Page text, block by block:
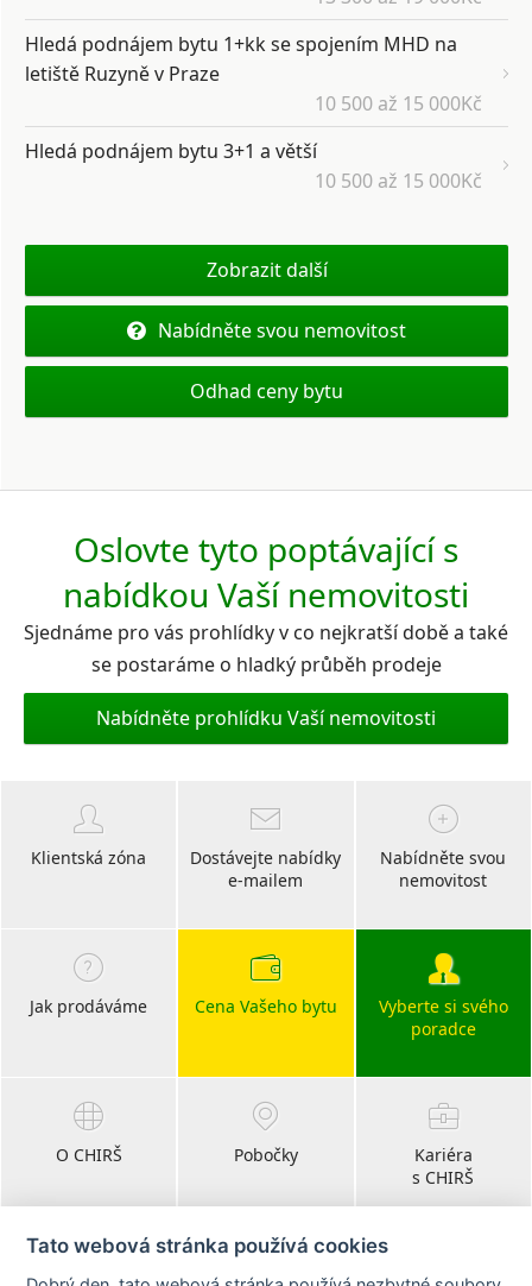
Hledá podnájem bytu 1+kk se spojením MHD na
letiště Ruzyně v Praze
10 500 až 15 000Kč
Hledá podnájem bytu 3+1 a větší
10 500 až 15 000Kč
Zobrazit další
Nabídněte svou nemovitost
Odhad ceny bytu
Oslovte tyto poptávající s
nabídkou Vaší nemovitosti
Sjednáme pro vás prohlídky v co nejkratší době a také
se postaráme o hladký průběh prodeje
Nabídněte prohlídku Vaší nemovitosti
Klientská zóna
Dostávejte nabídky
e-mailem
Nabídněte svou
nemovitost
Jak prodáváme Cena Vašeho bytu
Vyberte si svého
poradce
O CHIRŠ Pobočky
Kariéra
s CHIRŠ
Tato webová stránka používá cookies